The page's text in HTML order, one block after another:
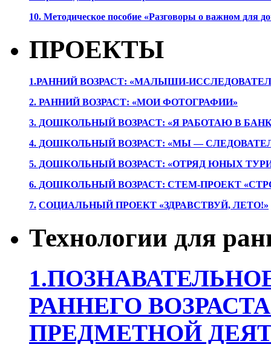
10. Методическое пособие «Разговоры о важном для
ПРОЕКТЫ
1.РАННИЙ ВОЗРАСТ: «МАЛЫШИ-
2. РАННИЙ ВОЗРАСТ: «МОИ ФОТОГРАФИИ»
3. ДОШКОЛЬНЫЙ ВОЗРАСТ: «Я РАБОТАЮ В
4. ДОШКОЛЬНЫЙ ВОЗРАСТ: «МЫ —
5. ДОШКОЛЬНЫЙ ВОЗРАСТ: «ОТРЯД ЮНЫХ
6. ДОШКОЛЬНЫЙ ВОЗРАСТ: СТЕМ-ПРОЕКТ
7. СОЦИАЛЬНЫЙ ПРОЕКТ «ЗДРАВСТВУЙ, ЛЕТО!»
Технологии для
РАННЕГО
ПРЕДМЕТНОЙ